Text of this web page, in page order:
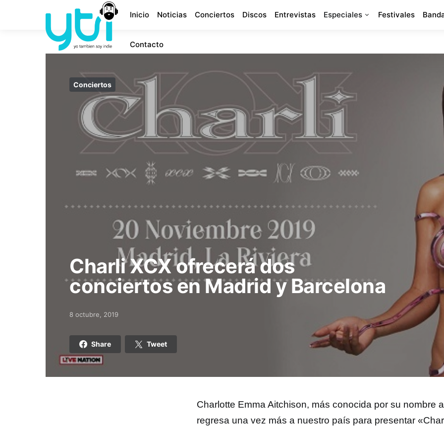
Inicio Noticias Conciertos Discos Entrevistas Especiales Festivales
Contacto
Conciertos
Charli XCX ofrecerá dos
conciertos en Madrid y Barcelona
Posted on
8 octubre, 2019
Share Tweet
Charlotte Emma Aitchison, más conocida por su nombre
regresa una vez más a nuestro país para presentar